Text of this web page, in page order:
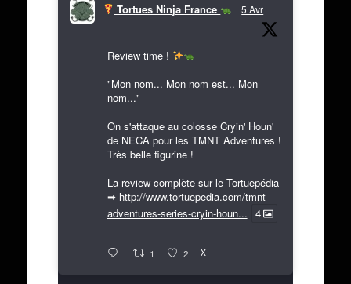
Tortues Ninja France 5 Avr
Review time !
"Mon nom... Mon nom est... Mon
nom..."
On s'attaque au colosse Cryin' Houn'
de NECA pour les TMNT Adventures !
Très belle figurine !
La review complète sur le Tortuepédia
➡ http://www.tortuepedia.com/tmnt-
adventures-series-cryin-houn... 4
1 2 X